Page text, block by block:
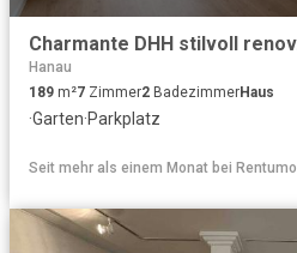
Hanau
189 m²7 Zimmer2 BadezimmerHaus
·Garten·Parkplatz
Seit mehr als einem Monat bei Rentumo